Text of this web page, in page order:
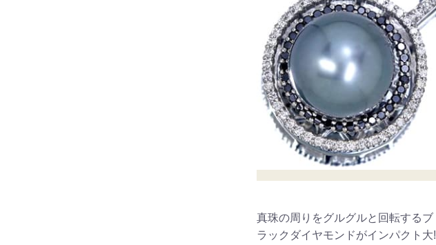
真珠の周りをグルグルと回転するブ
ラックダイヤモンドがインパクト大!